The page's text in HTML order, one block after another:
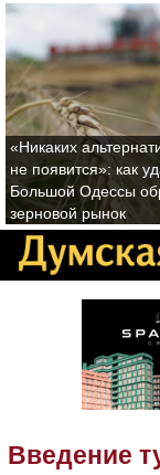
«Никаких
не появится»: как
Большой Одессы
зерновой рынок
Введение